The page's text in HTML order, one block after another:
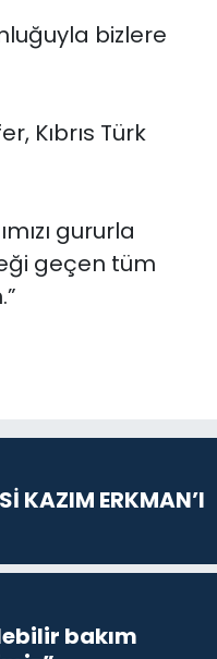
bizlere
Kıbrıs Türk
gururla
geçen tüm
KAZIM ERKMAN’I
bakım